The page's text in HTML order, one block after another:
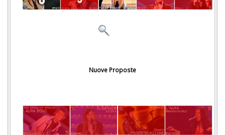
Nuove Proposte